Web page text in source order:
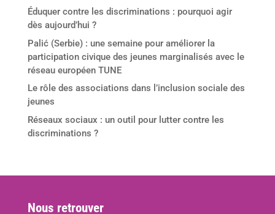
Éduquer contre les discriminations : pourquoi agir
dès aujourd’hui ?
Palić (Serbie) : une semaine pour améliorer la
participation civique des jeunes marginalisés avec le
réseau européen TUNE
Le rôle des associations dans l’inclusion sociale des
jeunes
Réseaux sociaux : un outil pour lutter contre les
discriminations ?
Nous retrouver